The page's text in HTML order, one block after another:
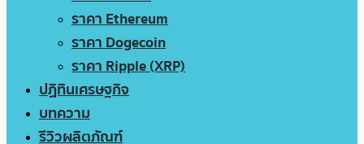
ราคา Ethereum
ราคา Dogecoin
ราคา Ripple (XRP)
ปฏิทินเศรษฐกิจ
บทความ
รีวิวผลิตภัณฑ์